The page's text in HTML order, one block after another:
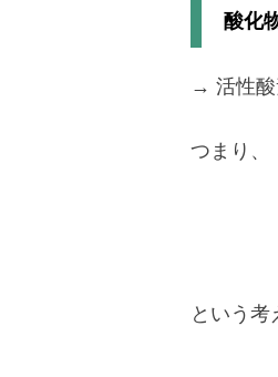
酸化
→ 活性酸
つまり、
という考